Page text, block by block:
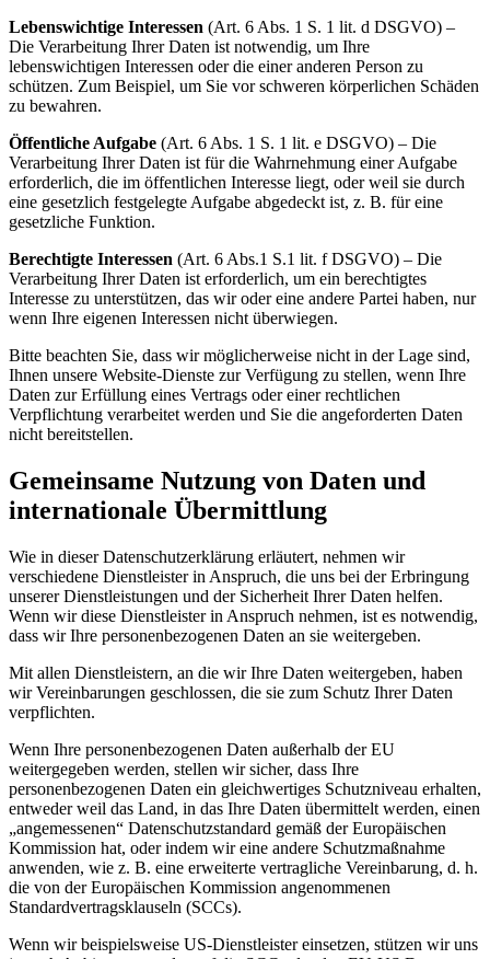
Lebenswichtige Interessen (Art. 6 Abs. 1 S. 1 lit. d DSGVO) –
Die Verarbeitung Ihrer Daten ist notwendig, um Ihre
lebenswichtigen Interessen oder die einer anderen Person zu
schützen. Zum Beispiel, um Sie vor schweren körperlichen Schäden
zu bewahren.
Öffentliche Aufgabe (Art. 6 Abs. 1 S. 1 lit. e DSGVO) – Die
Verarbeitung Ihrer Daten ist für die Wahrnehmung einer Aufgabe
erforderlich, die im öffentlichen Interesse liegt, oder weil sie durch
eine gesetzlich festgelegte Aufgabe abgedeckt ist, z. B. für eine
gesetzliche Funktion.
Berechtigte Interessen (Art. 6 Abs.1 S.1 lit. f DSGVO) – Die
Verarbeitung Ihrer Daten ist erforderlich, um ein berechtigtes
Interesse zu unterstützen, das wir oder eine andere Partei haben, nur
wenn Ihre eigenen Interessen nicht überwiegen.
Bitte beachten Sie, dass wir möglicherweise nicht in der Lage sind,
Ihnen unsere Website-Dienste zur Verfügung zu stellen, wenn Ihre
Daten zur Erfüllung eines Vertrags oder einer rechtlichen
Verpflichtung verarbeitet werden und Sie die angeforderten Daten
nicht bereitstellen.
Gemeinsame Nutzung von Daten und
internationale Übermittlung
Wie in dieser Datenschutzerklärung erläutert, nehmen wir
verschiedene Dienstleister in Anspruch, die uns bei der Erbringung
unserer Dienstleistungen und der Sicherheit Ihrer Daten helfen.
Wenn wir diese Dienstleister in Anspruch nehmen, ist es notwendig,
dass wir Ihre personenbezogenen Daten an sie weitergeben.
Mit allen Dienstleistern, an die wir Ihre Daten weitergeben, haben
wir Vereinbarungen geschlossen, die sie zum Schutz Ihrer Daten
verpflichten.
Wenn Ihre personenbezogenen Daten außerhalb der EU
weitergegeben werden, stellen wir sicher, dass Ihre
personenbezogenen Daten ein gleichwertiges Schutzniveau erhalten,
entweder weil das Land, in das Ihre Daten übermittelt werden, einen
„angemessenen“ Datenschutzstandard gemäß der Europäischen
Kommission hat, oder indem wir eine andere Schutzmaßnahme
anwenden, wie z. B. eine erweiterte vertragliche Vereinbarung, d. h.
die von der Europäischen Kommission angenommenen
Standardvertragsklauseln (SCCs).
Wenn wir beispielsweise US-Dienstleister einsetzen, stützen wir uns